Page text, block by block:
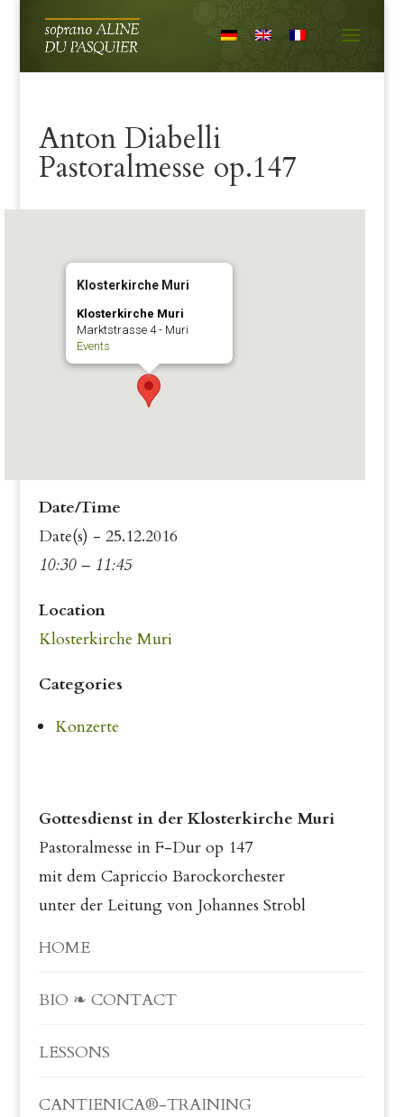
Anton Diabelli
Pastoralmesse op.147
Klosterkirche Muri
Klosterkirche Muri
Marktstrasse 4 - Muri
Events
Date/Time
Date(s) - 25.12.2016
10:30 – 11:45
Location
Klosterkirche Muri
Categories
Konzerte
Gottesdienst in der Klosterkirche Muri
Pastoralmesse in F-Dur op 147
mit dem Capriccio Barockorchester
unter der Leitung von Johannes Strobl
HOME
BIO ❧ CONTACT
LESSONS
CANTIENICA®-TRAINING